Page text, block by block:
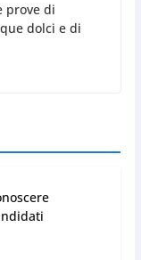
prove di
dolci e di